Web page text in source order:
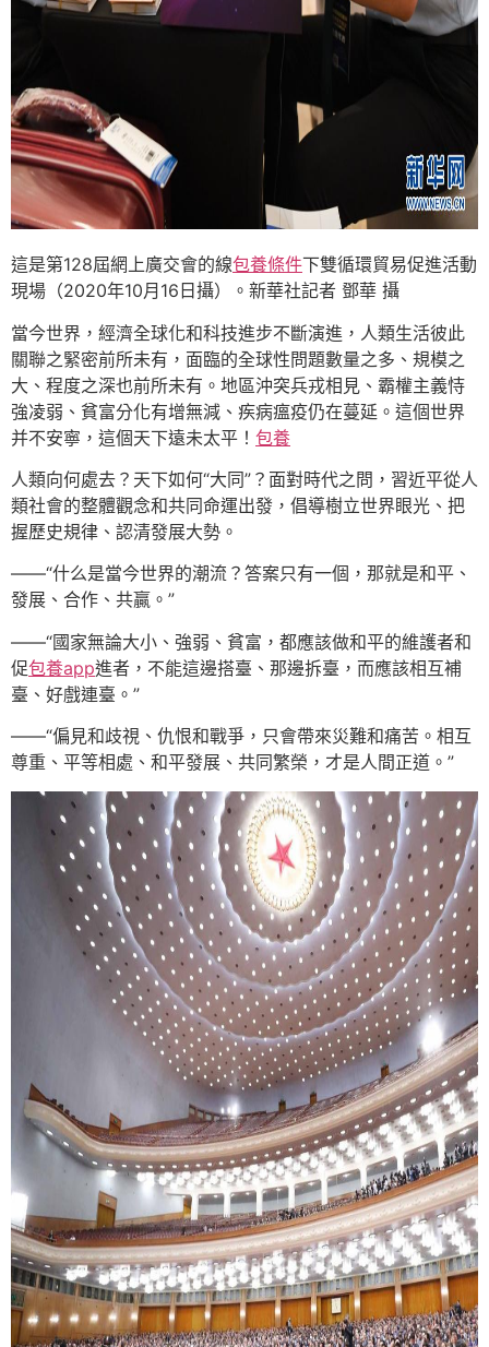
這是第128屆網上廣交會的線包養條件下雙循環貿易促進活動
現場（2020年10月16日攝）。新華社記者 鄧華 攝
當今世界，經濟全球化和科技進步不斷演進，人類生活彼此
關聯之緊密前所未有，面臨的全球性問題數量之多、規模之
大、程度之深也前所未有。地區沖突兵戎相見、霸權主義恃
強凌弱、貧富分化有增無減、疾病瘟疫仍在蔓延。這個世界
并不安寧，這個天下遠未太平！ 包養
人類向何處去？天下如何“大同”？面對時代之問，習近平從人
類社會的整體觀念和共同命運出發，倡導樹立世界眼光、把
握歷史規律、認清發展大勢。
——“什么是當今世界的潮流？答案只有一個，那就是和平、
發展、合作、共贏。”
——“國家無論大小、強弱、貧富，都應該做和平的維護者和
促包養app進者，不能這邊搭臺、那邊拆臺，而應該相互補
臺、好戲連臺。”
——“偏見和歧視、仇恨和戰爭，只會帶來災難和痛苦。相互
尊重、平等相處、和平發展、共同繁榮，才是人間正道。”